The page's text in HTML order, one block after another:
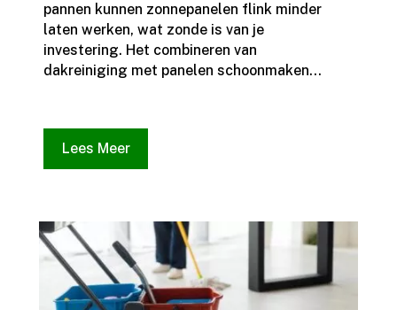
pannen kunnen zonnepanelen flink minder
laten werken, wat zonde is van je
investering.​ Het combineren van
dakreiniging met panelen schoonmaken...
Lees Meer